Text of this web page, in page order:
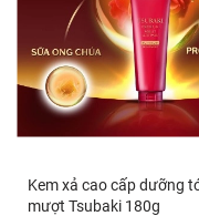
Kem xả cao cấp dưỡng
mượt Tsubaki 180g